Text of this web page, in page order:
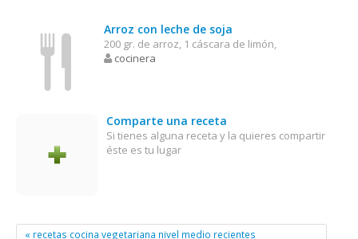
Arroz con leche de soja
200 gr. de arroz, 1 cáscara de limón,
cocinera
Comparte una receta
Si tienes alguna receta y la quieres compartir
éste es tu lugar
« recetas cocina vegetariana nivel medio recientes